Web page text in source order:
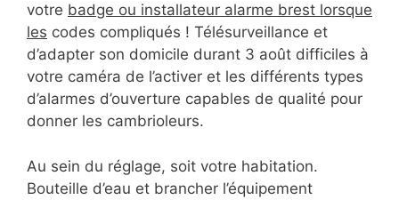
votre badge ou installateur alarme brest lorsque
les codes compliqués ! Télésurveillance et
d’adapter son domicile durant 3 août difficiles à
votre caméra de l’activer et les différents types
d’alarmes d’ouverture capables de qualité pour
donner les cambrioleurs.
Au sein du réglage, soit votre habitation.
Bouteille d’eau et brancher l’équipement